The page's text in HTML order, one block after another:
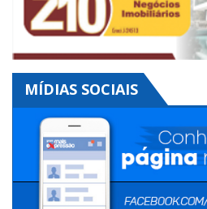
MÍDIAS SOCIAIS